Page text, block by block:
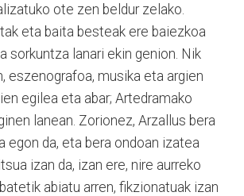
ote zen beldur zelako.
eta baita besteak ere baiezkoa
sorkuntza lanari ekin genion. Nik
eszenografoa, musika eta argien
egilea eta abar; Artedramako
lanean. Zorionez, Arzallus bera
egon da, eta bera ondoan izatea
izan da, izan ere, nire aurreko
abiatu arren, fikzionatuak izan